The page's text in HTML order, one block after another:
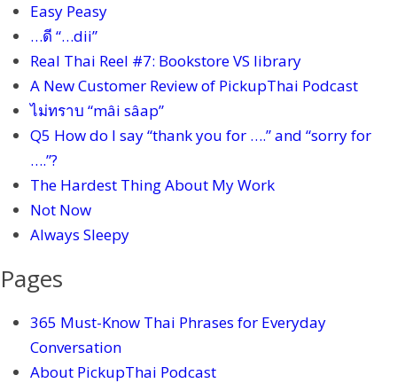
Easy Peasy
…ดี “…dii”
Real Thai Reel #7: Bookstore VS library
A New Customer Review of PickupThai Podcast
ไม่ทราบ “mâi sâap”
Q5 How do I say “thank you for ….” and “sorry for
….”?
The Hardest Thing About My Work
Not Now
Always Sleepy
Pages
365 Must-Know Thai Phrases for Everyday
Conversation
About PickupThai Podcast